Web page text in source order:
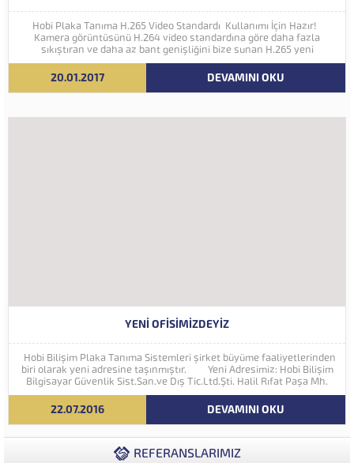
Hobi Plaka Tanıma H.265 Video Standardı Kullanımı İçin Hazır!
Kamera görüntüsünü H.264 video standardına göre daha fazla
sıkıştıran ve daha az bant genişliğini bize sunan H.265 yeni
nesil kodlama teknolojisi Hobi Plaka Tanıma Sistemine eklenmiştir.
İleriki yıllarda 4K ve...
20.01.2017 DEVAMINI OKU
YENI OFISIMIZDEYIZ
Hobi Bilişim Plaka Tanıma Sistemleri şirket büyüme faaliyetlerinden
biri olarak yeni adresine taşınmıştır. Yeni Adresimiz: Hobi Bilişim
Bilgisayar Güvenlik Sist.San.ve Dış Tic.Ltd.Şti. Halil Rıfat Paşa Mh.
Perpa Ticaret Merkezi A Blok Kat:5 No:71-73 (34384) Şişli...
22.07.2016 DEVAMINI OKU
REFERANSLARIMIZ